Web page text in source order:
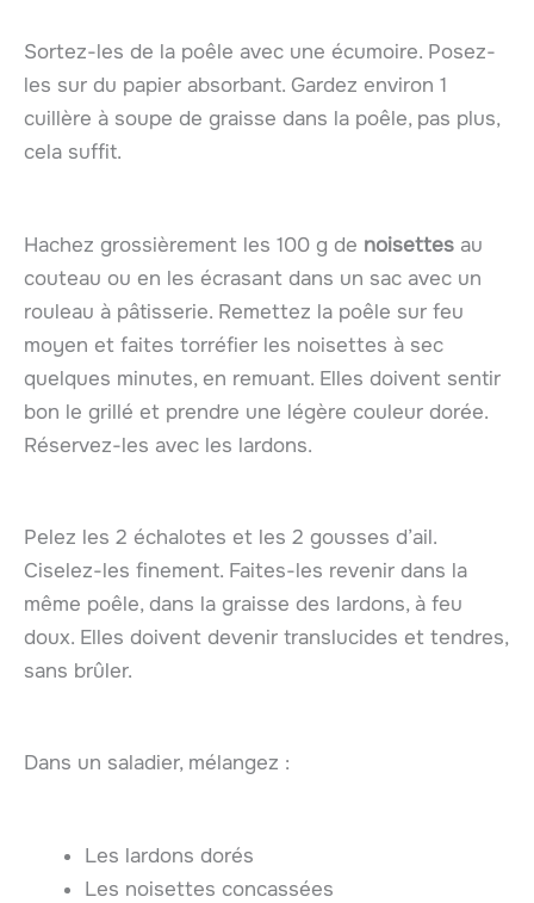
Sortez-les de la poêle avec une écumoire. Posez-
les sur du papier absorbant. Gardez environ 1
cuillère à soupe de graisse dans la poêle, pas plus,
cela suffit.
Hachez grossièrement les 100 g de noisettes au
couteau ou en les écrasant dans un sac avec un
rouleau à pâtisserie. Remettez la poêle sur feu
moyen et faites torréfier les noisettes à sec
quelques minutes, en remuant. Elles doivent sentir
bon le grillé et prendre une légère couleur dorée.
Réservez-les avec les lardons.
Pelez les 2 échalotes et les 2 gousses d’ail.
Ciselez-les finement. Faites-les revenir dans la
même poêle, dans la graisse des lardons, à feu
doux. Elles doivent devenir translucides et tendres,
sans brûler.
Dans un saladier, mélangez :
Les lardons dorés
Les noisettes concassées